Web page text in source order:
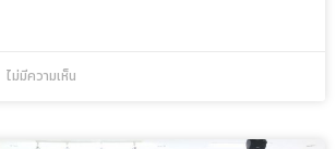
ไม่มีความเห็น